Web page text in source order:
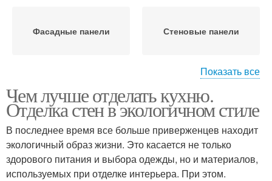
Фасадные панели Стеновые панели
Стеклянные панели Панели для кухни
Показать все
Чем лучше отделать кухню.
Отделка стен в экологичном стиле
В последнее время все больше приверженцев находит
экологичный образ жизни. Это касается не только
здорового питания и выбора одежды, но и материалов,
используемых при отделке интерьера. При этом.